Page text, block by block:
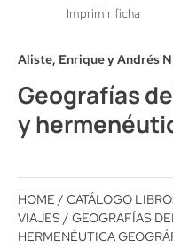
Imprimir ficha
Aliste, Enrique y Andrés
Geografías
y
HOME / CATÁLOGO
VIAJES / GEOGRAFÍAS
HERMENÉUTICA